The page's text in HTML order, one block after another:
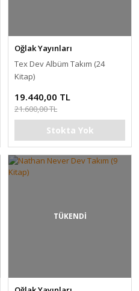
Oğlak Yayınları
Tex Dev Albüm Takım (24
Kitap)
19.440,00 TL
21.600,00 TL
Stokta Yok
TÜKENDİ